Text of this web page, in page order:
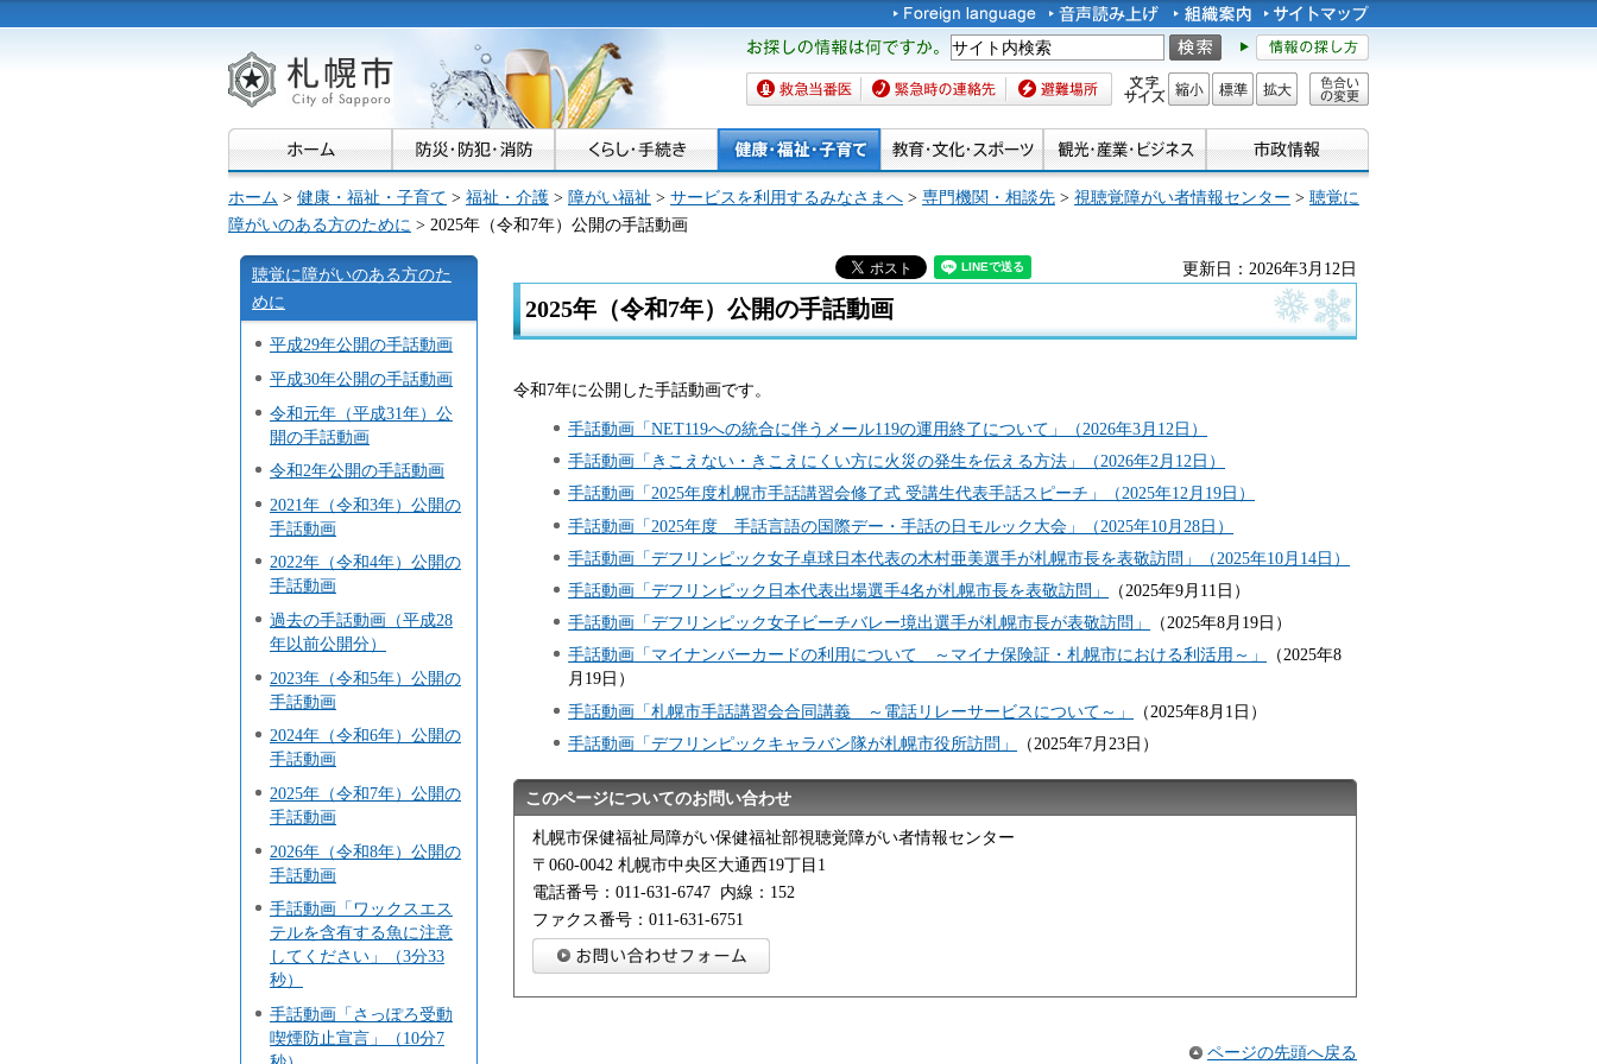
札幌市
お探しの情報は何です
か。
救急当番医 緊急時の連絡先 避難場所 文字サイズ
縮小 標準 拡大
色合い
ホーム > 健康・福祉・子育て > 福祉・介護 > 障がい福祉 > サービスを利用するみなさまへ > 専門機関・相談先 > 視聴覚障がい者情報センター > 聴覚に
障がいのある方のために > 2025年（令和7年）公開の手話動画
聴覚に障がいのある方のた
めに
平成29年公開の手話動画
平成30年公開の手話動画
令和元年（平成31年）公
開の手話動画
令和2年公開の手話動画
2021年（令和3年）公開の
手話動画
2022年（令和4年）公開の
手話動画
過去の手話動画（平成28
年以前公開分）
2023年（令和5年）公開の
手話動画
2024年（令和6年）公開の
手話動画
2025年（令和7年）公開の
手話動画
2026年（令和8年）公開の
手話動画
手話動画「ワックスエス
テルを含有する魚に注意
してください」（3分33
秒）
手話動画「さっぽろ受動
喫煙防止宣言」（10分7
更新日：2026年3月12日
2025年（令和7年）公開の手話動画
令和7年に公開した手話動画です。
手話動画「NET119への統合に伴うメール119の運用終了について」（2026年3月12日）
手話動画「きこえない・きこえにくい方に火災の発生を伝える方法」（2026年2月12日）
手話動画「2025年度札幌市手話講習会修了式 受講生代表手話スピーチ」（2025年12月19日）
手話動画「2025年度 手話言語の国際デー・手話の日モルック大会」（2025年10月28日）
手話動画「デフリンピック女子卓球日本代表の木村亜美選手が札幌市長を表敬訪問」（2025年10月14日）
手話動画「デフリンピック日本代表出場選手4名が札幌市長を表敬訪問」
（2025年9月11日）
手話動画「デフリンピック女子ビーチバレー境出選手が札幌市長が表敬訪問」
（2025年8月19日）
手話動画「マイナンバーカードの利用について ～マイナ保険証・札幌市における利活用～」
（2025年8
月19日）
手話動画「札幌市手話講習会合同講義 ～電話リレーサービスについて～」
（2025年8月1日）
手話動画「デフリンピックキャラバン隊が札幌市役所訪問」
（2025年7月23日）
このページについてのお問い合わせ
札幌市保健福祉局障がい保健福祉部視聴覚障がい者情報センター
〒060-0042 札幌市中央区大通西19丁目1
電話番号：011-631-6747 内線：152
ファクス番号：011-631-6751
ページの先頭へ戻る